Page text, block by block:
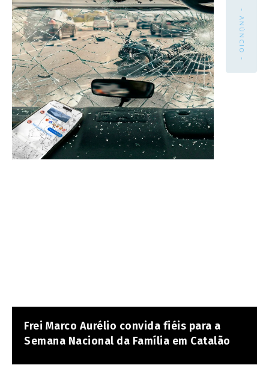
- ANÚNCIO -
Frei Marco Aurélio convida fiéis para a
Semana Nacional da Família em Catalão